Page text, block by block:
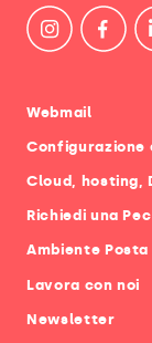
Webmail
Configurazione
Cloud, hosting,
Richiedi una Pec
Ambiente
Lavora con noi
Newsletter